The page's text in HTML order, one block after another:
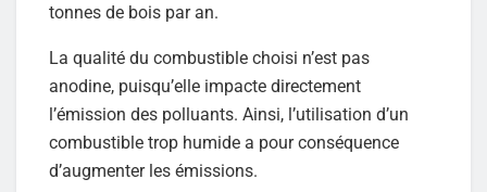
tonnes de bois par an.
La qualité du combustible choisi n’est pas
anodine, puisqu’elle impacte directement
l’émission des polluants. Ainsi, l’utilisation d’un
combustible trop humide a pour conséquence
d’augmenter les émissions.